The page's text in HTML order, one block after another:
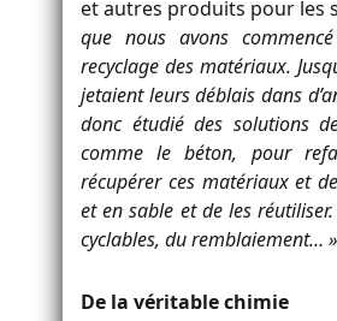
et autres produits pour les
que nous avons
recyclage des matériaux.
jetaient leurs déblais dans
donc étudié des solutions
comme le béton, pour
récupérer ces matériaux et
et en sable et de les
cyclables, du remblaiement… »
De la véritable chimie